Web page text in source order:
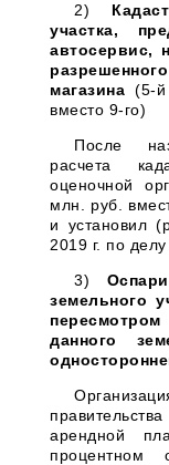
2)
участка,
автосервис,
магазина (5-й
вместо 9-го)
После
расчета
оценочной
млн. руб.
и установил
2019 г. по
3)
земельного
данного
арендной
процентном